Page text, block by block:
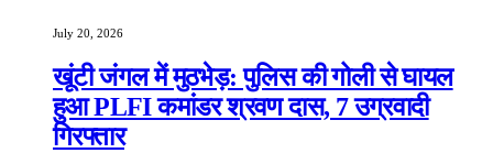
July 20, 2026
खूंटी जंगल में मुठभेड़: पुलिस की गोली से घायल
हुआ PLFI कमांडर श्रवण दास, 7 उग्रवादी
गिरफ्तार